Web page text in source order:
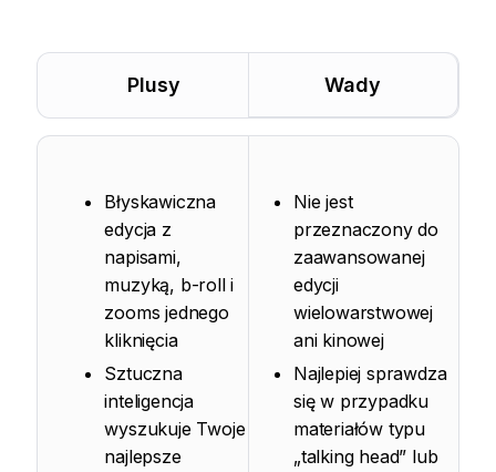
Plusy Wady
Błyskawiczna
edycja z
napisami,
muzyką, b-roll i
zooms jednego
kliknięcia
Sztuczna
inteligencja
wyszukuje Twoje
najlepsze
Nie jest
przeznaczony do
zaawansowanej
edycji
wielowarstwowej
ani kinowej
Najlepiej sprawdza
się w przypadku
materiałów typu
„talking head” lub